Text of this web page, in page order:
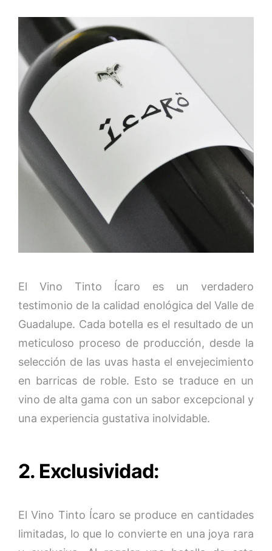
El Vino Tinto Ícaro es un verdadero
testimonio de la calidad enológica del Valle de
Guadalupe. Cada botella es el resultado de un
meticuloso proceso de producción, desde la
selección de las uvas hasta el envejecimiento
en barricas de roble. Esto se traduce en un
vino de alta gama con un sabor excepcional y
una experiencia gustativa inolvidable.
2. Exclusividad:
El Vino Tinto Ícaro se produce en cantidades
limitadas, lo que lo convierte en una joya rara